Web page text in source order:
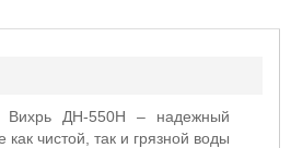
Вихрь ДН-550Н – надежный
как чистой, так и грязной воды